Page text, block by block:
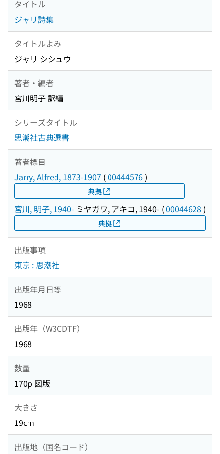
タイトル
ジャリ詩集
タイトルよみ
ジャリ シシュウ
著者・編者
宮川明子 訳編
シリーズタイトル
思潮社古典選書
著者標目
Jarry, Alfred, 1873-1907 (00444576)
典拠
宮川, 明子, 1940- ミヤガワ, アキコ, 1940- (00044628 )
典拠
出版事項
東京 : 思潮社
出版年月日等
1968
出版年（W3CDTF）
1968
数量
170p 図版
大きさ
19cm
出版地（国名コード）